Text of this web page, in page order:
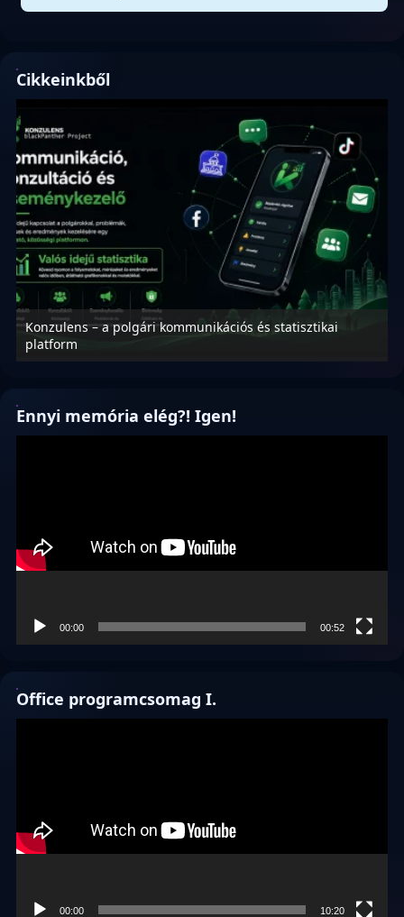
Cikkeinkből
Konzulens – a polgári kommunikációs és statisztikai
platform
Ennyi memória elég?! Igen!
00:00 00:52
Office programcsomag I.
00:00 10:20